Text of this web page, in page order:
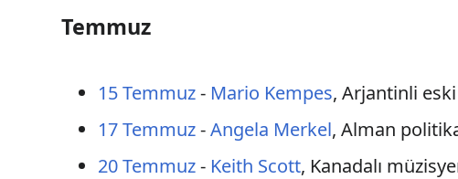
Temmuz
15 Temmuz- Mario Kempes, Arjantinli
17 Temmuz-Angela Merkel, Alman
20 Temmuz- Keith Scott, Kanadalı